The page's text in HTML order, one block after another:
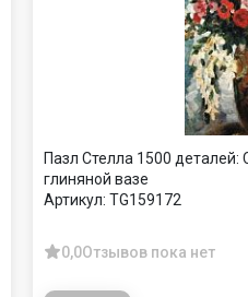
Пазл Стелла 1500
глиняной вазе
Артикул: TG159172
0,0Отзывов пока нет